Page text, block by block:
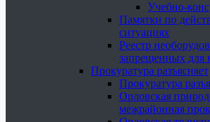
Учебно-
Памятки по
ситуациях
Реестр
запрещенных для
Прокуратура разъясняет
Прокуратура
Орловская
межрайонная